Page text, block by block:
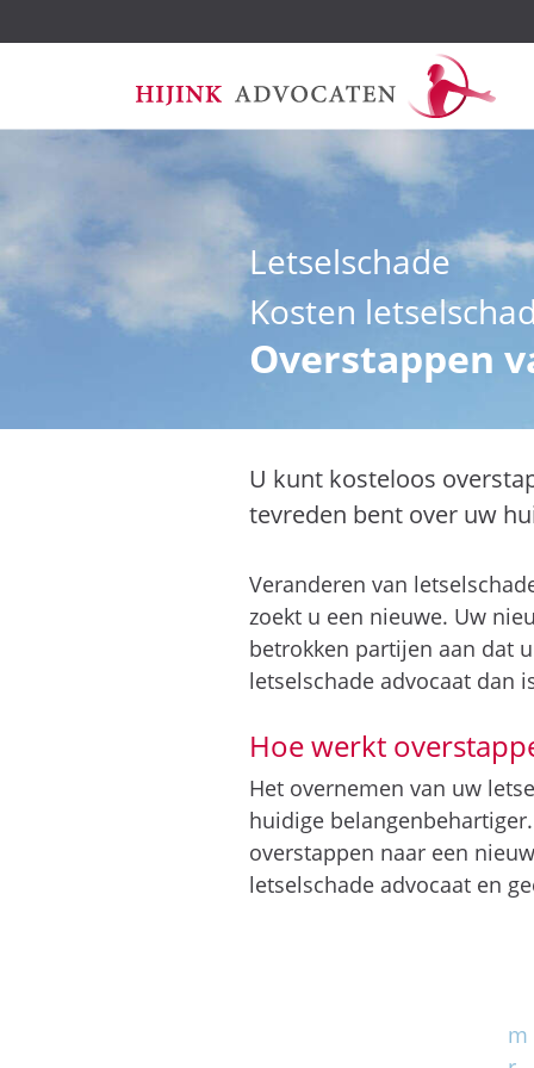
naar
de
inhoud
Letselschade
Kosten
Overstappen
U kunt kosteloos
tevreden bent over uw
Veranderen van
zoekt u een nieuwe. Uw
betrokken partijen aan dat
letselschade advocaat dan
Hoe werkt
Het overnemen van uw
huidige
overstappen naar een
letselschade advocaat en
m